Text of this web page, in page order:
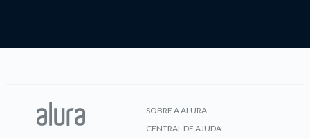
SOBRE A ALURA
CENTRAL DE AJUDA